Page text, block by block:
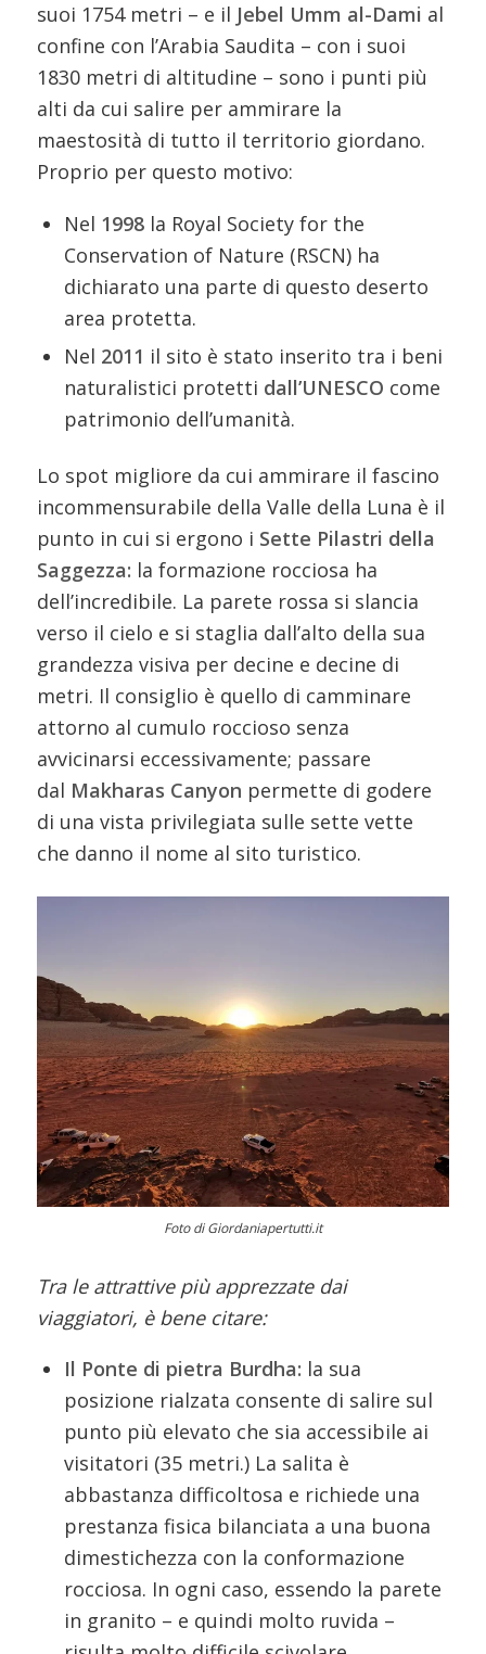
suoi 1754 metri – e il Jebel Umm al-Dami al
confine con l’Arabia Saudita – con i suoi
1830 metri di altitudine – sono i punti più
alti da cui salire per ammirare la
maestosità di tutto il territorio giordano.
Proprio per questo motivo:
Nel 1998 la Royal Society for the
Conservation of Nature (RSCN) ha
dichiarato una parte di questo deserto
area protetta.
Nel 2011 il sito è stato inserito tra i beni
naturalistici protetti dall’UNESCO come
patrimonio dell’umanità.
Lo spot migliore da cui ammirare il fascino
incommensurabile della Valle della Luna è il
punto in cui si ergono i Sette Pilastri della
Saggezza: la formazione rocciosa ha
dell’incredibile. La parete rossa si slancia
verso il cielo e si staglia dall’alto della sua
grandezza visiva per decine e decine di
metri. Il consiglio è quello di camminare
attorno al cumulo roccioso senza
avvicinarsi eccessivamente; passare
dal Makharas Canyon permette di godere
di una vista privilegiata sulle sette vette
che danno il nome al sito turistico.
Foto di Giordaniapertutti.it
Tra le attrattive più apprezzate dai
viaggiatori, è bene citare:
Il Ponte di pietra Burdha: la sua
posizione rialzata consente di salire sul
punto più elevato che sia accessibile ai
visitatori (35 metri.) La salita è
abbastanza difficoltosa e richiede una
prestanza fisica bilanciata a una buona
dimestichezza con la conformazione
rocciosa. In ogni caso, essendo la parete
in granito – e quindi molto ruvida –